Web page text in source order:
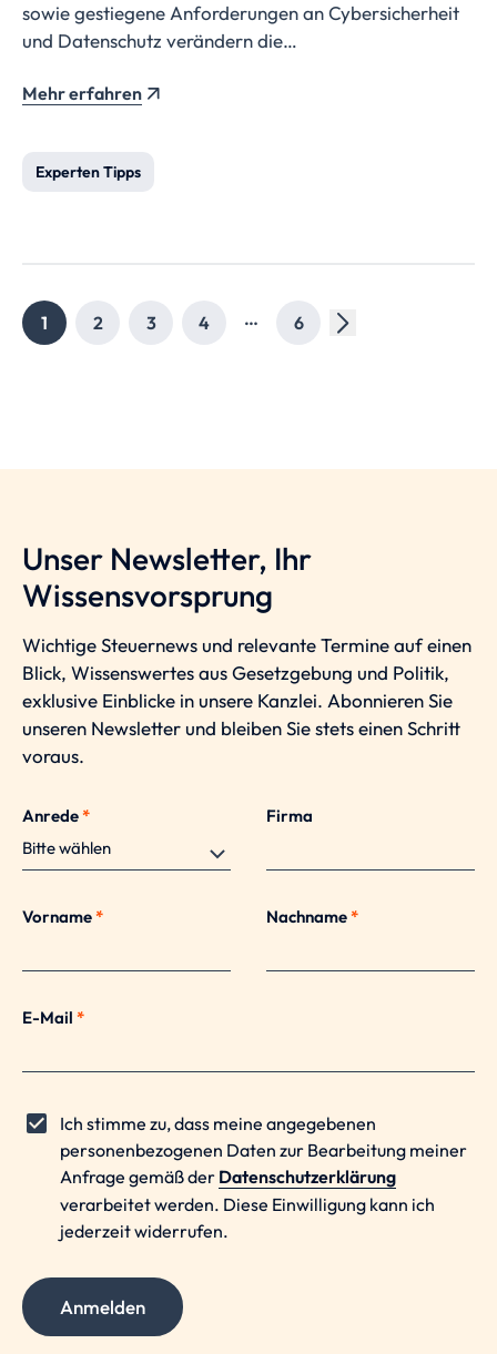
sowie gestiegene Anforderungen an Cybersicherheit
und Datenschutz verändern die
Mehr erfahren
Experten Tipps
1 2 3 4 … 6
Unser Newsletter, Ihr
Wissensvorsprung
Wichtige Steuernews und relevante Termine auf einen
Blick, Wissenswertes aus Gesetzgebung und Politik,
exklusive Einblicke in unsere Kanzlei. Abonnieren Sie
unseren Newsletter und bleiben Sie stets einen Schritt
voraus.
Anrede* Firma
Vorname* Nachname*
E-Mail *
Ich stimme zu, dass meine angegebenen
personenbezogenen Daten zur Bearbeitung meiner
Anfrage gemäß der Datenschutzerklärung
verarbeitet werden. Diese Einwilligung kann ich
jederzeit widerrufen.
Anmelden